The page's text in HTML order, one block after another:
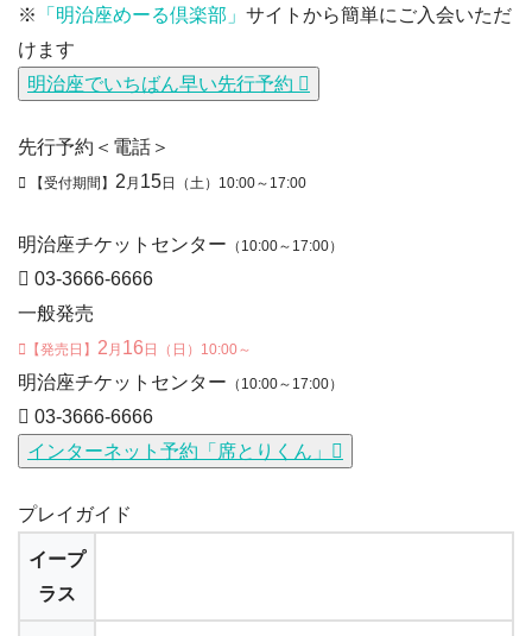
※ 「明治座めーる倶楽部」 サイトから簡単にご入会いただ
けます
明治座でいちばん早い先行予約
先行予約＜電話＞
【受付期間】 2 月 15日（土）10:00～17:00
明治座チケットセンター （10:00～17:00）
03-3666-6666
一般発売
【発売日】 2 月 16 日（日）10:00～
明治座チケットセンター （10:00～17:00）
03-3666-6666
インターネット予約「席とりくん」
プレイガイド
イープ
ラス